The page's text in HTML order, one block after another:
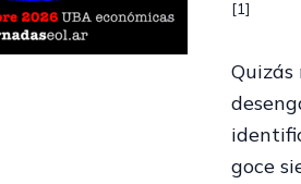
[1]
goce